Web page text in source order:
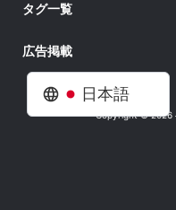
日本語
タグ一覧
広告掲載
Copyright © 2026